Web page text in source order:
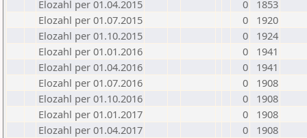
Elozahl per 01.04.2015
0
1853
Elozahl per 01.07.2015
0
1920
Elozahl per 01.10.2015
0
1924
Elozahl per 01.01.2016
0
1941
Elozahl per 01.04.2016
0
1941
Elozahl per 01.07.2016
0
1908
Elozahl per 01.10.2016
0
1908
Elozahl per 01.01.2017
0
1908
Elozahl per 01.04.2017
0
1908